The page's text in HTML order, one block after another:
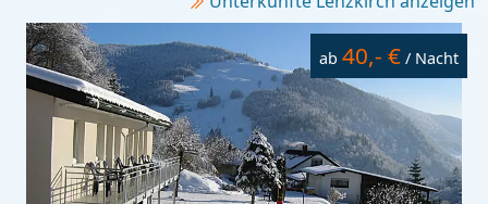
ab 40,- € / Nacht